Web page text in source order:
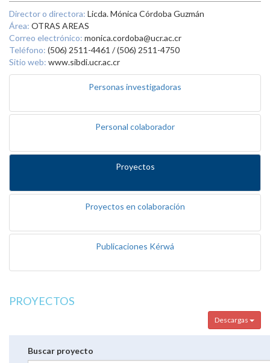
Director o directora: Licda. Mónica Córdoba Guzmán
Área: OTRAS AREAS
Correo electrónico: monica.cordoba@ucr.ac.cr
Teléfono: (506) 2511-4461 / (506) 2511-4750
Sitio web: www.sibdi.ucr.ac.cr
Personas investigadoras
Personal colaborador
Proyectos
Proyectos en colaboración
Publicaciones Kérwá
PROYECTOS
Descargas
Buscar proyecto